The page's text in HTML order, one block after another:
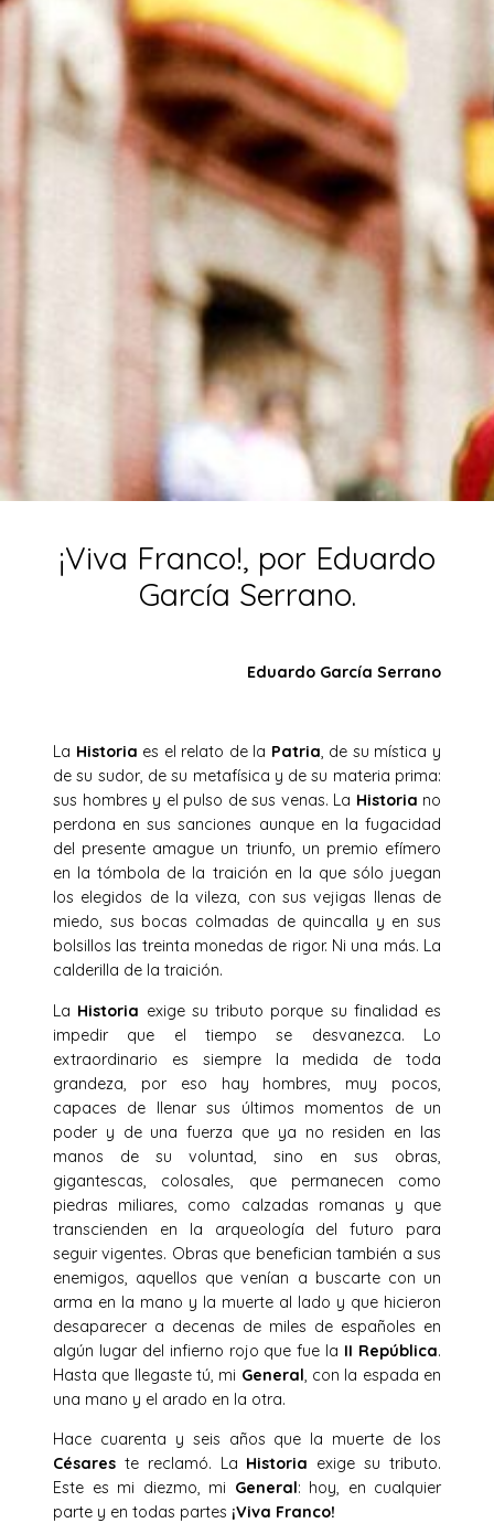
¡Viva Franco!, por Eduardo
García Serrano.
Eduardo García Serrano
La Historia es el relato de la Patria, de su mística y
de su sudor, de su metafísica y de su materia prima:
sus hombres y el pulso de sus venas. La Historia no
perdona en sus sanciones aunque en la fugacidad
del presente amague un triunfo, un premio efímero
en la tómbola de la traición en la que sólo juegan
los elegidos de la vileza, con sus vejigas llenas de
miedo, sus bocas colmadas de quincalla y en sus
bolsillos las treinta monedas de rigor. Ni una más. La
calderilla de la traición.
La Historia exige su tributo porque su finalidad es
impedir que el tiempo se desvanezca. Lo
extraordinario es siempre la medida de toda
grandeza, por eso hay hombres, muy pocos,
capaces de llenar sus últimos momentos de un
poder y de una fuerza que ya no residen en las
manos de su voluntad, sino en sus obras,
gigantescas, colosales, que permanecen como
piedras miliares, como calzadas romanas y que
transcienden en la arqueología del futuro para
seguir vigentes. Obras que benefician también a sus
enemigos, aquellos que venían a buscarte con un
arma en la mano y la muerte al lado y que hicieron
desaparecer a decenas de miles de españoles en
algún lugar del infierno rojo que fue la II República.
Hasta que llegaste tú, mi General, con la espada en
una mano y el arado en la otra.
Hace cuarenta y seis años que la muerte de los
Césares te reclamó. La Historia exige su tributo.
Este es mi diezmo, mi General: hoy, en cualquier
parte y en todas partes ¡Viva Franco!